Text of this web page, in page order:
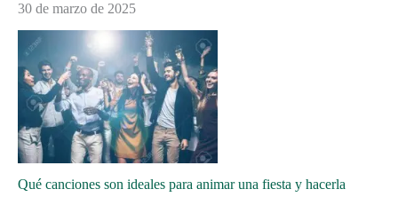
30 de marzo de 2025
Qué canciones son ideales para animar una fiesta y hacerla